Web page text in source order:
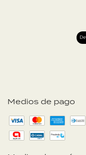
Medios de pago